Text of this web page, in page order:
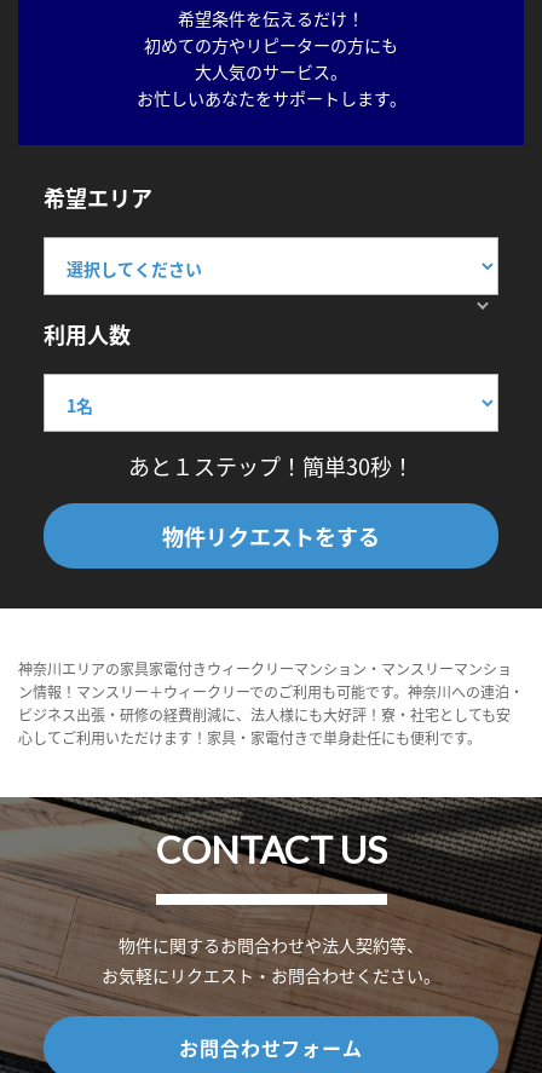
希望条件を伝えるだけ！
初めての方やリピーターの方にも
大人気のサービス。
お忙しいあなたをサポートします。
希望エリア
利用人数
あと１ステップ！簡単30秒！
物件リクエストをする
神奈川エリアの家具家電付きウィークリーマンション・マンスリーマンショ
ン情報！マンスリー＋ウィークリーでのご利用も可能です。神奈川への連泊・
ビジネス出張・研修の経費削減に、法人様にも大好評！寮・社宅としても安
心してご利用いただけます！家具・家電付きで単身赴任にも便利です。
CONTACT US
物件に関するお問合わせや法人契約等、
お気軽にリクエスト・お問合わせください。
お問合わせフォーム